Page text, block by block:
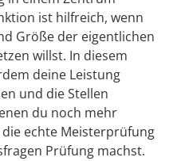
ist hilfreich, wenn
Größe der eigentlichen
willst. In diesem
deine Leistung
und die Stellen
du noch mehr
echte Meisterprüfung
Prüfung machst.